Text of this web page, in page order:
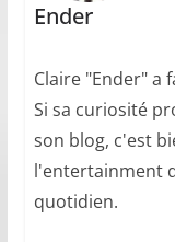
Ender
Claire "Ender" a
Si sa curiosité
son blog, c'est
l'entertainment
quotidien.